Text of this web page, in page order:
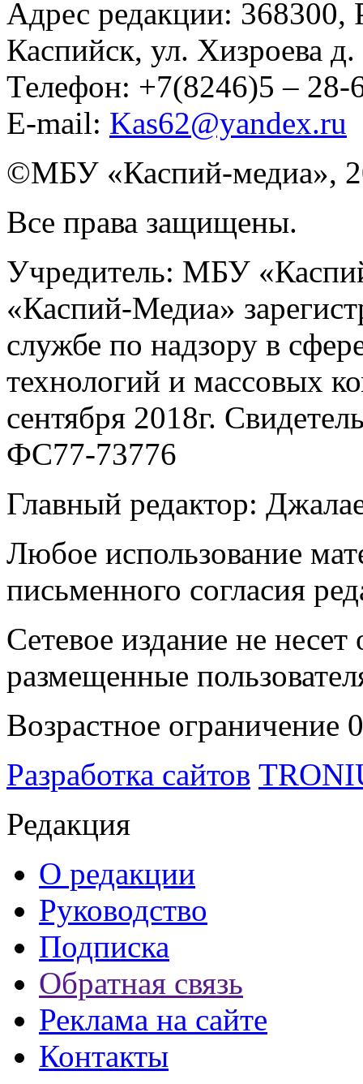
Адрес редакции: 368300,
Каспийск, ул. Хизроева
Телефон: +7(8246)5 –
E-mail: Kas62@yandex.ru
©️МБУ «Каспий-медиа»,
Все права защищены.
Учредитель: МБУ
«Каспий-Медиа»
службе по надзору в
технологий и массовых
сентября 2018г.
ФС77-73776
Главный редактор:
Любое использование
письменного согласия
Сетевое издание не
размещенные
Возрастное ограничение
Разработка сайтов
Редакция
О редакции
Руководство
Подписка
Обратная связь
Реклама на сайте
Контакты